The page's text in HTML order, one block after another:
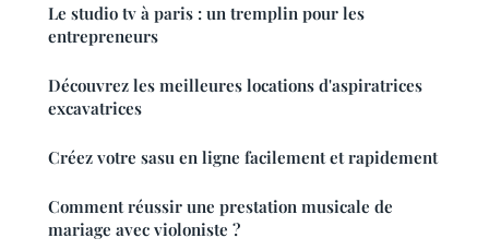
Le studio tv à paris : un tremplin pour les
entrepreneurs
Découvrez les meilleures locations d'aspiratrices
excavatrices
Créez votre sasu en ligne facilement et rapidement
Comment réussir une prestation musicale de
mariage avec violoniste ?